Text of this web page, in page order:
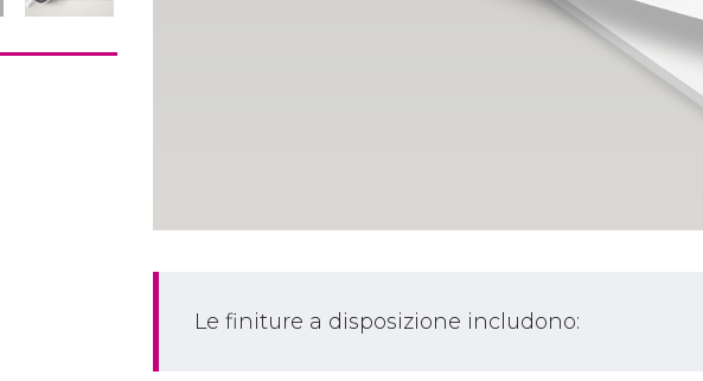
Le finiture a disposizione includono: